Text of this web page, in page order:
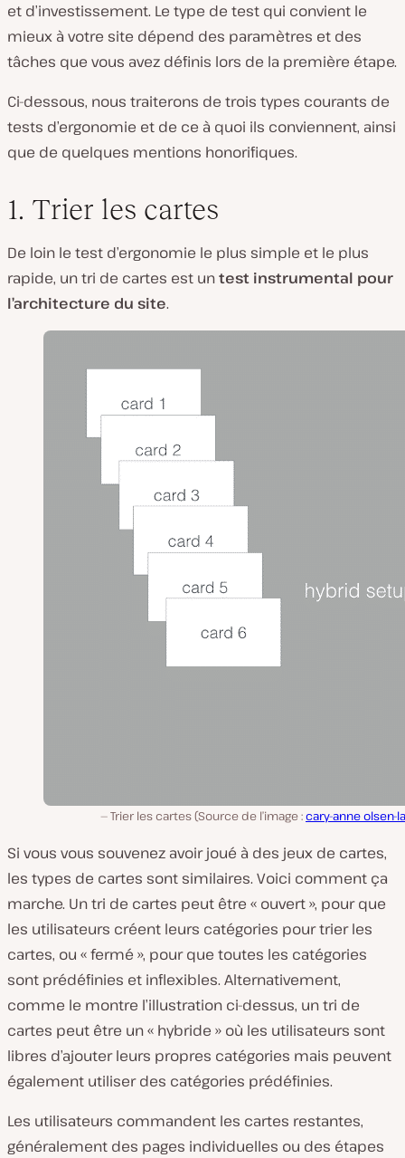
et d’investissement. Le type de test qui convient le
mieux à votre site dépend des paramètres et des
tâches que vous avez définis lors de la première étape.
Ci-dessous, nous traiterons de trois types courants de
tests d’ergonomie et de ce à quoi ils conviennent, ainsi
que de quelques mentions honorifiques.
1. Trier les cartes
De loin le test d’ergonomie le plus simple et le plus
rapide, un tri de cartes est untest instrumental pour
l’architecture du site.
Trier les cartes (Source de l’image :cary-anne olsen-
Si vous vous souvenez avoir joué à des jeux de cartes,
les types de cartes sont similaires. Voici comment ça
marche. Un tri de cartes peut être « ouvert », pour que
les utilisateurs créent leurs catégories pour trier les
cartes, ou « fermé », pour que toutes les catégories
sont prédéfinies et inflexibles. Alternativement,
comme le montre l’illustration ci-dessus, un tri de
cartes peut être un « hybride » où les utilisateurs sont
libres d’ajouter leurs propres catégories mais peuvent
également utiliser des catégories prédéfinies.
Les utilisateurs commandent les cartes restantes,
généralement des pages individuelles ou des étapes